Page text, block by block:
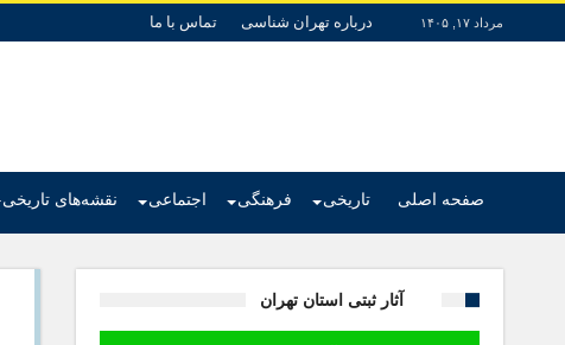
مرداد ۱۷, ۱۴۰۵ درباره تهران شناسی تماس با ما
صفحه اصلی تاریخی فرهنگی اجتماعی نقشه‌های تاریخی
آثار ثبتی استان تهران